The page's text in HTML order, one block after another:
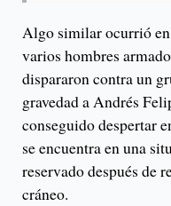
Algo similar ocurrió en
varios hombres
dispararon contra un
gravedad a Andrés
conseguido despertar
se encuentra en una
reservado después de
cráneo.